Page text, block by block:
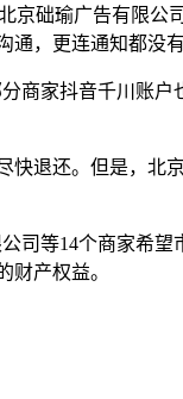
京础瑜广告有限
通，更连通知都没
商家抖音千川账
退还。但是，
司等14个商家希
财产权益。